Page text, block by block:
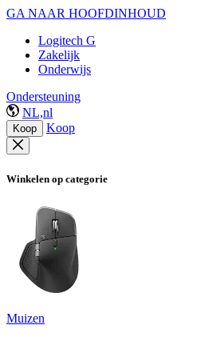
GA NAAR HOOFDINHOUD
Logitech G
Zakelijk
Onderwijs
Ondersteuning
NL,nl
Koop Koop
Winkelen op categorie
Muizen